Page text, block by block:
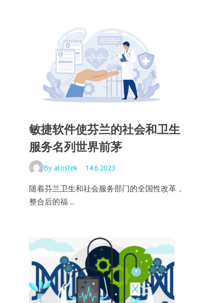
敏捷软件使芬兰的社会和卫生
服务名列世界前茅
By atostek 14.6.2023
随着芬兰卫生和社会服务部门的全国性改革，
整合后的福 ...